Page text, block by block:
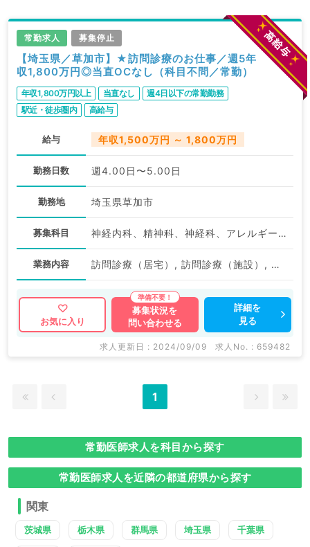
常勤求人 募集停止
【埼玉県／草加市】★訪問診療のお仕事／週5年
収1,800万円◎当直OCなし（科目不問／常勤）
年収1,800万円以上 当直なし
週4日以下の常勤勤務
駅近・徒歩圏内
高給与
給与 年収1,500万円 ～ 1,800万円
勤務日数 週4.00日〜5.00日
勤務地 埼玉県草加市
募集科目 神経内科、精神科、神経科、アレルギー科、リウマチ科、小児科、整形外科、形成外科、美容外科、脳神経外科、呼吸器外科、心臓血管外科、小児外科、皮膚科、泌尿器科、産婦人科、産科、婦人科、眼科、耳鼻咽喉科、気管食道科、放射線科、リハビリテーション科、麻酔科、ペインクリニック、人工透析科、緩和ケア科、一般内科、循環器内科、消化器内科、内分泌・代謝内科、腎臓内科、老年内科、血液内科、外科系全般、一般外科、消化器外科、乳腺外科、総合診療科、美容皮膚科、健診・人間ドック、救急科・ＩＣＵ、病理科、基礎医学系、膠原病科、スポーツ整形外科、大腸・肛門外科、産業医、脊髄・脊椎外科、科目不問
業務内容 訪問診療（居宅）, 訪問診療（施設）, 訪問診療（居宅）, 訪問診療（施設）, その他
お気に入り
募集状況を
問い合わせる
詳細を
見る
求人更新日 : 2024/09/09 求人No. : 659482
1
常勤医師求人を科目から探す
常勤医師求人を近隣の都道府県から探す
関東
茨城県 栃木県 群馬県 埼玉県 千葉県